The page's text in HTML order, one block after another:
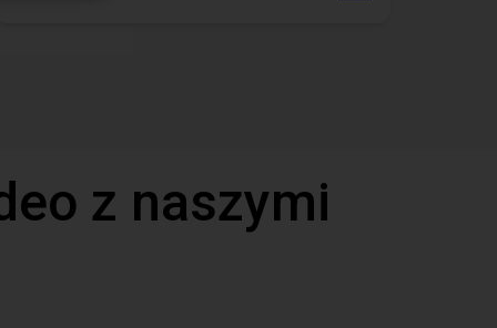
z naszymi